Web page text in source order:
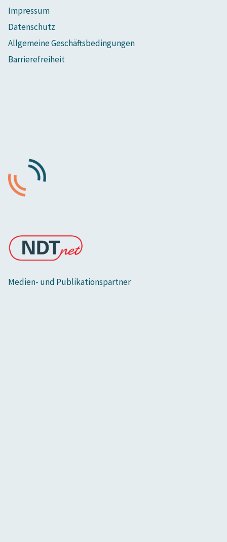
Impressum
Datenschutz
Allgemeine Geschäftsbedingungen
Barrierefreiheit
Medien- und Publikationspartner